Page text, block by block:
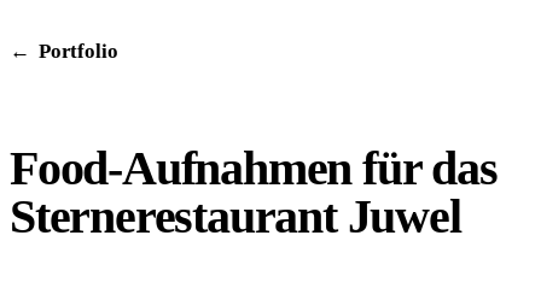
← Portfolio
Food-Aufnahmen für das
Sternerestaurant Juwel